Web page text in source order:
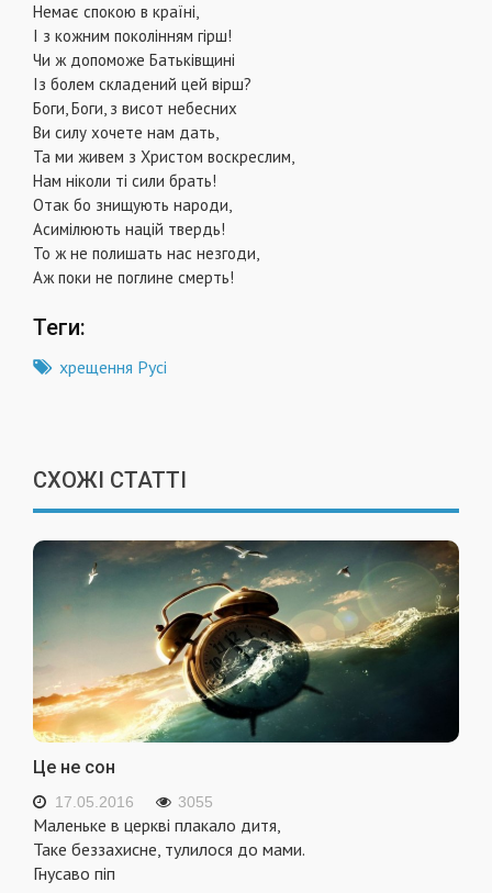
Немає спокою в країні,
І з кожним поколінням гірш!
Чи ж допоможе Батьківщині
Із болем складений цей вірш?
Боги, Боги, з висот небесних
Ви силу хочете нам дать,
Та ми живем з Христом воскреслим,
Нам ніколи ті сили брать!
Отак бо знищують народи,
Асимілюють націй твердь!
То ж не полишать нас незгоди,
Аж поки не поглине смерть!
Теги:
хрещення Русі
СХОЖІ СТАТТІ
Це не сон
17.05.2016 3055
Маленьке в церкві плакало дитя,
Таке беззахисне, тулилося до мами.
Гнусаво піп